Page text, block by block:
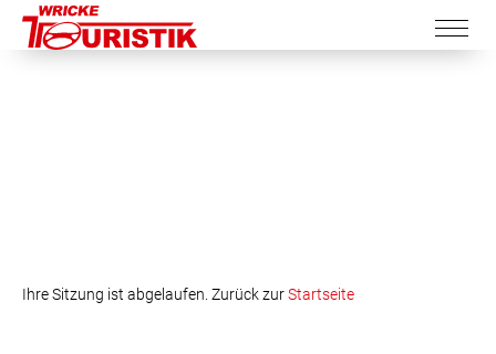
Ihre Sitzung ist abgelaufen. Zurück zurStartseite